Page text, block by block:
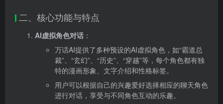
二、核心功能与特点
AI虚拟角色对话 ：
万话AI提供了多种预设的AI虚拟角色，如“霸道总
裁”、“玄幻”、“历史”、“穿越”等，每个角色都有独
特的漫画形象、文字介绍和性格标签。
用户可以根据自己的兴趣爱好选择相应的聊天角色
进行对话，享受与不同角色互动的乐趣。